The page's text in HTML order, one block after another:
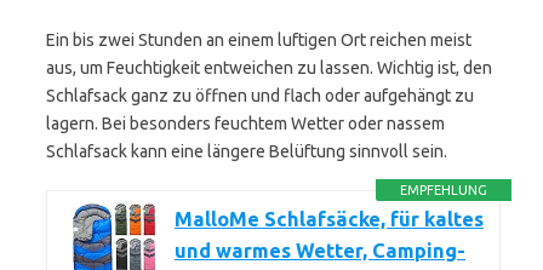
Ein bis zwei Stunden an einem luftigen Ort reichen meist
aus, um Feuchtigkeit entweichen zu lassen. Wichtig ist, den
Schlafsack ganz zu öffnen und flach oder aufgehängt zu
lagern. Bei besonders feuchtem Wetter oder nassem
Schlafsack kann eine längere Belüftung sinnvoll sein.
EMPFEHLUNG
MalloMe Schlafsäcke, für kaltes
und warmes Wetter, Camping-